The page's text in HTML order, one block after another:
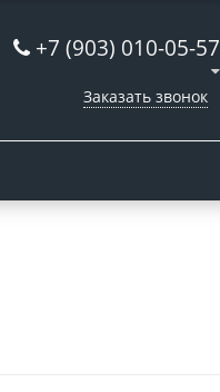
+7 (903) 010-05-57
Заказать звонок